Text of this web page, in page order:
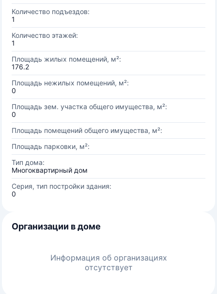
Количество подъездов:
1
Количество этажей:
1
Площадь жилых помещений, м²:
176.2
Площадь нежилых помещений, м²:
0
Площадь зем. участка общего имущества, м²:
0
Площадь помещений общего имущества, м²:
Площадь парковки, м²:
Тип дома:
Многоквартирный дом
Серия, тип постройки здания:
0
Организации в доме
Информация об организациях
отсутствует